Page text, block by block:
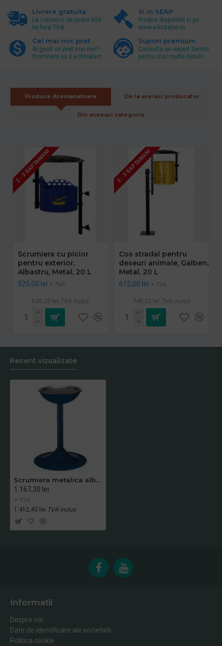
Livrare gratuita
La comenzi de peste 550
lei fara TVA.
Si in SEAP
Produs disponibil si pe
www.e-licitatie.ro
Cel mai mic pret
Ai gasit un pret mai mic?
Promitem sa il echivalam.
Suport premium
Consulta un expert Sanito
pentru mai multe detalii
Produse Asemanatoare De la acelasi producator
Din aceeasi categorie
2 - 3 SAPTAMANI
Scrumiera cu picior
pentru exterior,
Albastru, Metal, 20 L
525,00 lei + TVA
635,25 lei TVA inclus
2 - 3 SAPTAMANI
Cos stradal pentru
deseuri animale, Galben,
Metal, 20 L
612,00 lei + TVA
740,52 lei TVA inclus
Recent vizualizate
Scrumiera metalica albastra cu picior 410mm
1.167,30 lei
+ TVA
1.412,43 lei TVA inclus
Informatii
Despre noi
Date de identificare ale societatii
Politica cookie